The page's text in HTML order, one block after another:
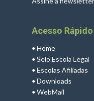
Acesso Rápido
• Home
• Selo Escola Legal
• Escolas Afiliadas
• Downloads
• WebMail